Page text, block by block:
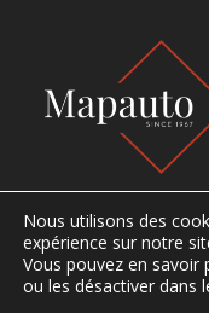
CONTACT
Nous utilisons des
expérience sur notre
Vous pouvez en savoir
ou les désactiver dans